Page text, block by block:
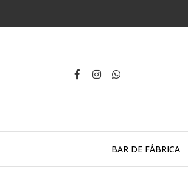
BAR DE FÁBRICA